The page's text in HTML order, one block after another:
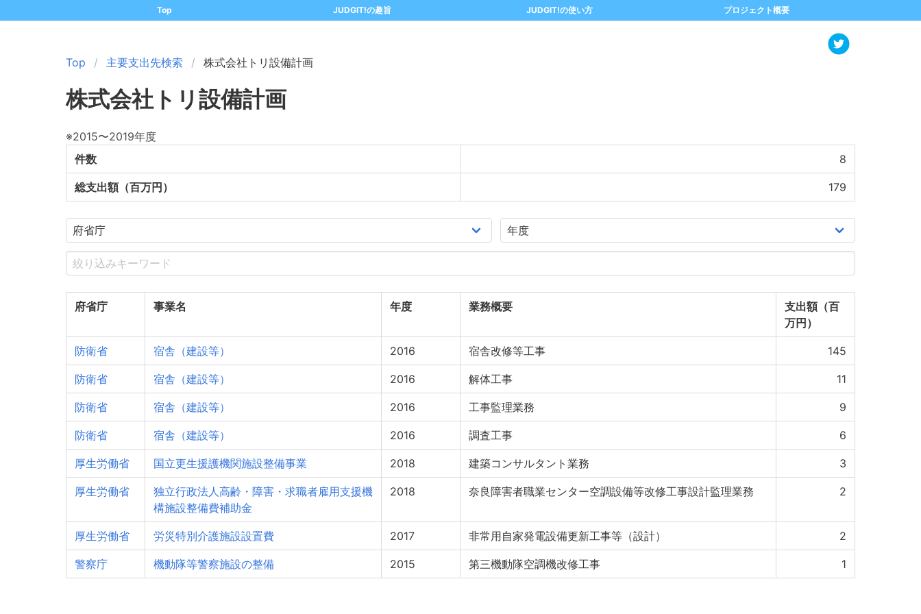
Top JUDGIT!の趣旨 JUDGIT!の使い方 プロジェクト概要
Top 主要支出先検索 株式会社トリ設備計画
株式会社トリ設備計画
※2015〜2019年度
件数
8
総支出額（百万円） 179
府省庁 事業名 年度 業務概要
支出額（百
万円）
防衛省 宿舎（建設等） 2016 宿舎改修等工事 145
防衛省 宿舎（建設等） 2016 解体工事 11
防衛省 宿舎（建設等） 2016 工事監理業務 9
防衛省 宿舎（建設等） 2016 調査工事 6
厚生労働省 国立更生援護機関施設整備事業 2018 建築コンサルタント業務 3
厚生労働省
独立行政法人高齢・障害・求職者雇用支援機
構施設整備費補助金
2018 奈良障害者職業センター空調設備等改修工事設計監理業務 2
厚生労働省 労災特別介護施設設置費 2017 非常用自家発電設備更新工事等（設計） 2
警察庁 機動隊等警察施設の整備 2015 第三機動隊空調機改修工事 1